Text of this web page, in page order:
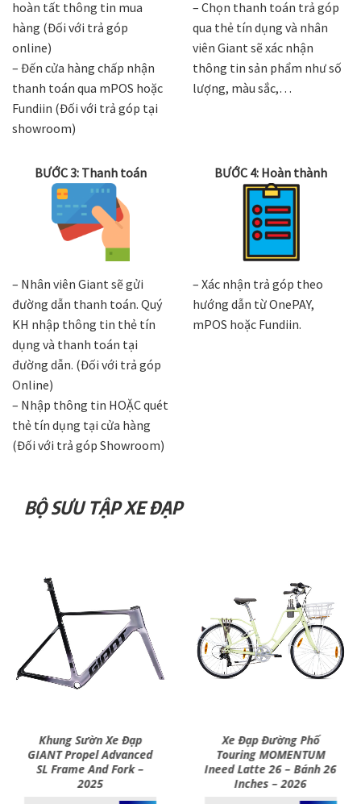
hoàn tất thông tin mua
hàng (Đối với trả góp
online)
– Đến cửa hàng chấp nhận
thanh toán qua mPOS hoặc
Fundiin (Đối với trả góp tại
showroom)
– Chọn thanh toán trả góp
qua thẻ tín dụng và nhân
viên Giant sẽ xác nhận
thông tin sản phẩm như số
lượng, màu sắc,…
BƯỚC 3: Thanh toán
– Nhân viên Giant sẽ gửi
đường dẫn thanh toán. Quý
KH nhập thông tin thẻ tín
dụng và thanh toán tại
đường dẫn. (Đối với trả góp
Online)
– Nhập thông tin HOẶC quét
thẻ tín dụng tại cửa hàng
(Đối với trả góp Showroom)
BƯỚC 4: Hoàn thành
– Xác nhận trả góp theo
hướng dẫn từ OnePAY,
mPOS hoặc Fundiin.
BỘ SƯU TẬP XE ĐẠP
Xe Đạp
Advanced
Fork –
Xe Đạp Đường Phố
Touring MOMENTUM
Ineed Latte 26 – Bánh 26
Xe Đạp
Trường
Propel
– Phanh